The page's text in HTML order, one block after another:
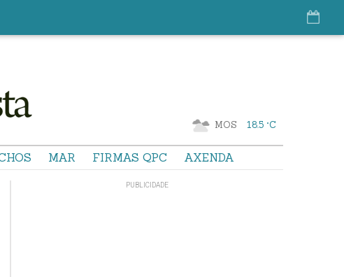
MOS 18.5 °C
MAR FIRMAS QPC AXENDA